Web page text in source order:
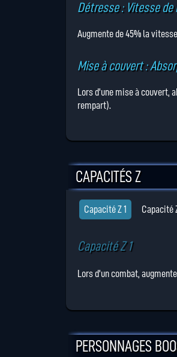
Détresse : Vitesse
Augmente de 45% la
Mise à couvert :
Lors d'une mise à couvert,
rempart).
CAPACITÉS Z
Capacité Z 1 Capacité
Capacité Z 1
Lors d'un combat,
PERSONNAGES